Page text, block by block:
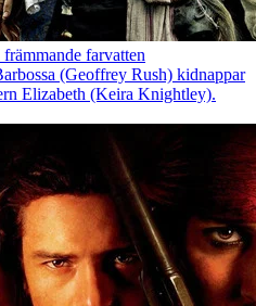
farvatten
(Geoffrey Rush) kidnappar
Elizabeth (Keira Knightley).